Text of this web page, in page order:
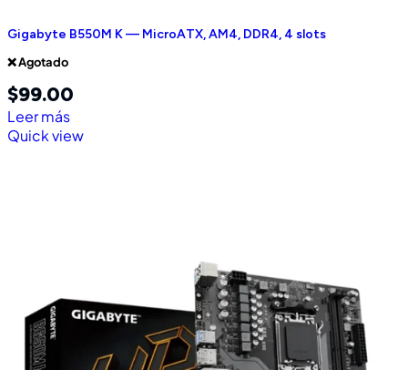
Gigabyte B550M K — MicroATX, AM4, DDR4, 4 slots
❌ Agotado
$99.00
Leer más
Quick view